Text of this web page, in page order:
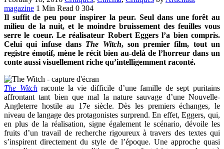
magazine 1 Min Read 0 304
Il suffit de peu pour inspirer la peur. Seul dans une forêt au
milieu de la nuit, et le moindre bruissement des feuilles vous
serre le coeur. Le réalisateur Robert Eggers l’a bien compris.
Celui qui infuse dans The Witch, son premier film, tout un
registre émotif, mène le récit bien au-delà de l’horreur dans un
conte aussi visuellement riche qu’intelligemment raconté.
The Witchraconte la vie difficile d’une famille de sept puritains
affrontant tant bien que mal la nature sauvage d’une Nouvelle-
Angleterre hostile au 17e siècle. Dès les premiers échanges, le
niveau de langage des protagonistes surprend. En effet, Eggers, qui,
en plus de la réalisation, signe également le scénario, dévoile les
fruits d’un travail de recherche rigoureux à travers des textes qui
s’inspirent directement du style de l’époque. Une approche quasi